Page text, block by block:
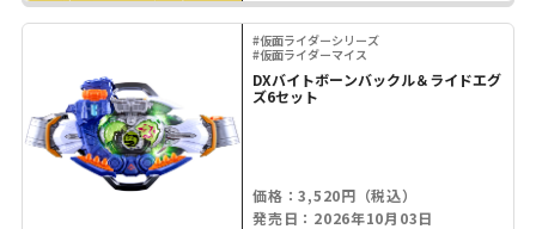
#仮面ライダーシリーズ
#仮面ライダーマイス
DXバイトボーンバックル＆ライドエグ
ズ6セット
価格：3,520円（税込）
発売日：2026年10月03日